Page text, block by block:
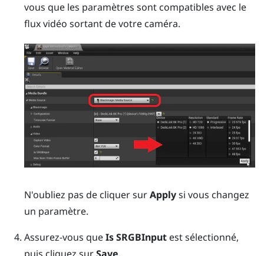
vous que les paramètres sont compatibles avec le
flux vidéo sortant de votre caméra.
N'oubliez pas de cliquer surApplysi vous changez
un paramètre.
Assurez-vous queIs SRGBInputest sélectionné,
puis cliquez surSave.